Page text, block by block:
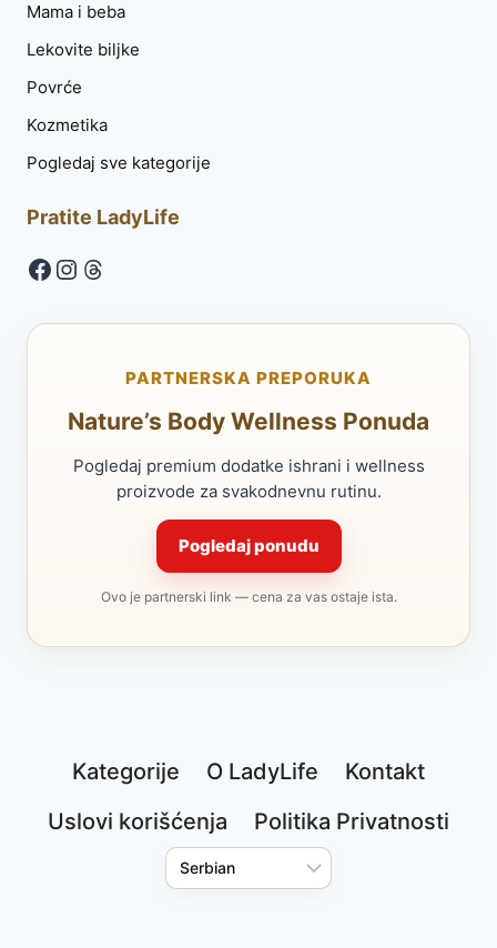
Mama i beba
Lekovite biljke
Povrće
Kozmetika
Pogledaj sve kategorije
Pratite LadyLife
Facebook
Instagram
Threads
PARTNERSKA PREPORUKA
Nature’s Body Wellness Ponuda
Pogledaj premium dodatke ishrani i wellness
proizvode za svakodnevnu rutinu.
Pogledaj ponudu
Ovo je partnerski link — cena za vas ostaje ista.
Kategorije O LadyLife
Kontakt
Uslovi korišćenja
Politika Privatnosti